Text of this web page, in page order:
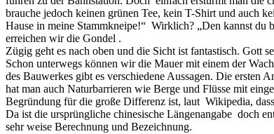
brauche jedoch keinen grünen Tee, kein T-Shirt und auch
Hause in meine Stammkneipe!“ Wirklich? „Den kannst du
erreichen wir die Gondel .
Zügig geht es nach oben und die Sicht ist fantastisch. Gott
Schon unterwegs können wir die Mauer mit einem der
des Bauwerkes gibt es verschiedene Aussagen. Die
hat man auch Naturbarrieren wie Berge und Flüsse mit
Begründung für die große Differenz ist, laut Wikipedia,
Da ist die ursprüngliche chinesische Längenangabe doch
sehr weise Berechnung und Bezeichnung.